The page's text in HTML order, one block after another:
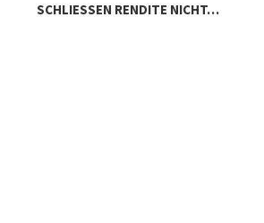
SCHLIESSEN RENDITE NICHT…